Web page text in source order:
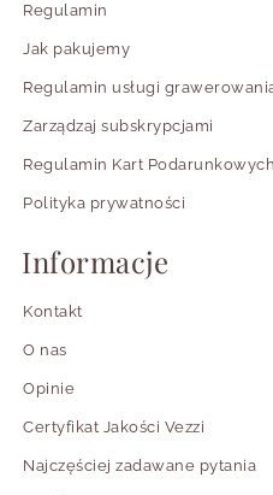
Regulamin
Jak pakujemy
Regulamin usługi
Zarządzaj subskrypcjami
Regulamin Kart Podarunkowych
Polityka prywatności
Informacje
Kontakt
O nas
Opinie
Certyfikat Jakości Vezzi
Najczęściej zadawane pytania